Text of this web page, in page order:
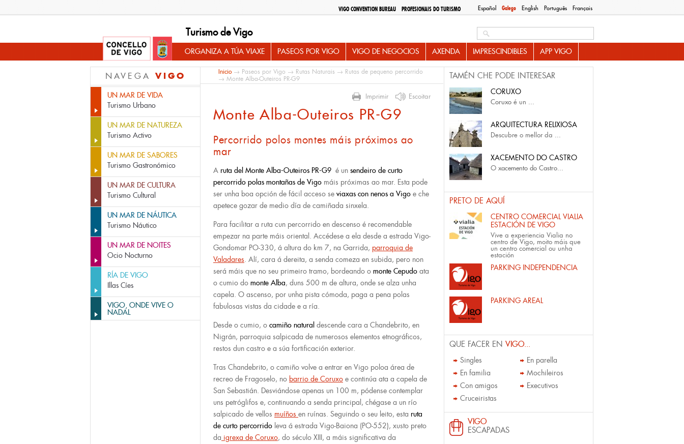
Español Galego English Português Français
VIGO CONVENTION BUREAU PROFESIONAIS DO TURISMO
Turismo de Vigo
ORGANIZA A TÚA VIAXE PASEOS POR VIGO VIGO DE NEGOCIOS AXENDA IMPRESCINDIBLES APP VIGO
NAVEGA VIGO
UN MAR DE VIDA
Turismo Urbano
UN MAR DE NATUREZA
Turismo Activo
UN MAR DE SABORES
Turismo Gastronómico
UN MAR DE CULTURA
Turismo Cultural
UN MAR DE NÁUTICA
Turismo Náutico
UN MAR DE NOITES
Ocio Nocturno
RÍA DE VIGO
Illas Cíes
VIGO, ONDE VIVE O
NADAL
Inicio→ Paseos por Vigo → Rutas Naturais → Rutas de pequeno percorrido
→ Monte Alba-Outeiros PR-G9
Imprimir Escoitar
Monte Alba-Outeiros PR-G9
Percorrido polos montes máis próximos ao
mar
A ruta del Monte Alba-Outeiros PR-G9 é un sendeiro de curto
percorrido polas montañas de Vigo máis próximas ao mar. Esta pode
ser unha boa opción de fácil acceso se viaxas con nenos a Vigo e che
apetece gozar de medio día de camiñada sinxela.
Para facilitar a ruta cun percorrido en descenso é recomendable
empezar na parte máis oriental. Accédese a ela desde a estrada Vigo-
Gondomar PO-330, á altura do km 7, na Garrida, parroquia de
Valadares. Alí, cara á dereita, a senda comeza en subida, pero non
será máis que no seu primeiro tramo, bordeando o monte Cepudo ata
o cumio do monte Alba, duns 500 m de altura, onde se alza unha
capela. O ascenso, por unha pista cómoda, paga a pena polas
fabulosas vistas da cidade e a ría.
Desde o cumio, o camiño natural descende cara a Chandebrito, en
Nigrán, parroquia salpicada de numerosos elementos etnográficos,
restos dun castro e a súa fortificación exterior.
Tras Chandebrito, o camiño volve a entrar en Vigo poloa área de
recreo de Fragoselo, no barrio de Coruxo e continúa ata a capela de
San Sebastián. Desviándose apenas un 100 m, pódense contemplar
uns petróglifos e, continuando a senda principal, chégase a un río
salpicado de vellos muíños en ruínas. Seguindo o seu leito, esta ruta
de curto percorrido leva á estrada Vigo-Baiona (PO-552), xusto preto
da igrexa de Coruxo, do século XIII, a máis significativa da
TAMÉN CHE PODE INTERESAR
CORUXO
Coruxo é un ...
ARQUITECTURA RELIXIOSA
Descubre o mellor da ...
XACEMENTO DO CASTRO
O xacemento do Castro...
PRETO DE AQUÍ
CENTRO COMERCIAL VIALIA
ESTACIÓN DE VIGO
Vive a experiencia Vialia no
centro de Vigo, moito máis que
un centro comercial ou unha
estación
PARKING INDEPENDENCIA
PARKING AREAL
QUE FACER EN VIGO...
Singles
En parella
En familia
Mochileiros
Con amigos
Executivos
Cruceiristas
VIGO
ESCAPADAS